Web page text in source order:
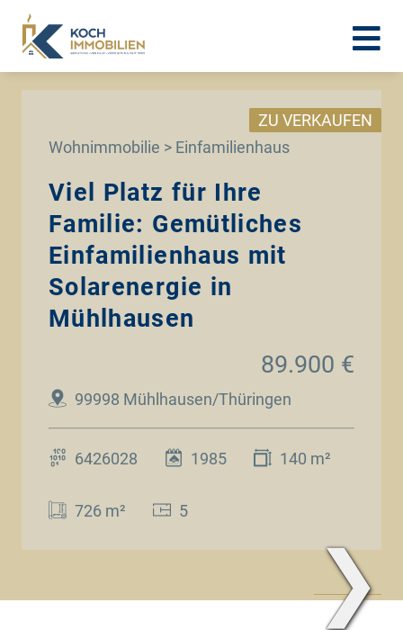
Wohnimmobilie > Einfamilienhaus
ZU VERKAUFEN
Viel Platz für Ihre
Familie: Gemütliches
Einfamilienhaus mit
Solarenergie in
Mühlhausen
99998 Mühlhausen/Thüringen
89.900 €
6426028 1985 140 m²
726 m² 5
❯